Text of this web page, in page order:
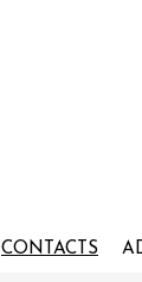
CONTACTS